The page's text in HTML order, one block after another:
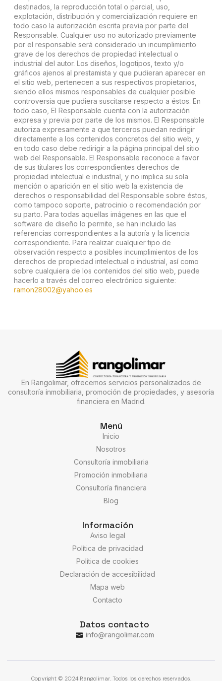
destinados, la reproducción total o parcial, uso,
explotación, distribución y comercialización requiere en
todo caso la autorización escrita previa por parte del
Responsable. Cualquier uso no autorizado previamente
por el responsable será considerado un incumplimiento
grave de los derechos de propiedad intelectual o
industrial del autor. Los diseños, logotipos, texto y/o
gráficos ajenos al prestamista y que pudieran aparecer en
el sitio web, pertenecen a sus respectivos propietarios,
siendo ellos mismos responsables de cualquier posible
controversia que pudiera suscitarse respecto a éstos. En
todo caso, El Responsable cuenta con la autorización
expresa y previa por parte de los mismos. El Responsable
autoriza expresamente a que terceros puedan redirigir
directamente a los contenidos concretos del sitio web, y
en todo caso debe redirigir a la página principal del sitio
web del Responsable. El Responsable reconoce a favor
de sus titulares los correspondientes derechos de
propiedad intelectual e industrial, y no implica su sola
mención o aparición en el sitio web la existencia de
derechos o responsabilidad del Responsable sobre éstos,
como tampoco soporte, patrocinio o recomendación por
su parto. Para todas aquellas imágenes en las que el
software de diseño lo permite, se han incluido las
referencias correspondientes a la autoría y la licencia
correspondiente. Para realizar cualquier tipo de
observación respecto a posibles incumplimientos de los
derechos de propiedad intelectual o industrial, así como
sobre cualquiera de los contenidos del sitio web, puede
hacerlo a través del correo electrónico siguiente:
ramon28002@yahoo.es
En Rangolimar, ofrecemos servicios personalizados de
consultoría inmobiliaria, promoción de propiedades, y asesoría
financiera en Madrid.
Menú
Inicio
Nosotros
Consultoría inmobiliaria
Promoción inmobiliaria
Consultoría financiera
Blog
Información
Aviso legal
Política de privacidad
Política de cookies
Declaración de accesibilidad
Mapa web
Contacto
Datos contacto
info@rangolimar.com
Copyright © 2024 Rangolimar. Todos los derechos reservados.